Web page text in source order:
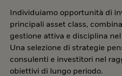
Individuiamo opportunità di
principali asset class,
gestione attiva e disciplina
Una selezione di strategie
consulenti e investitori nel
obiettivi di lungo periodo.